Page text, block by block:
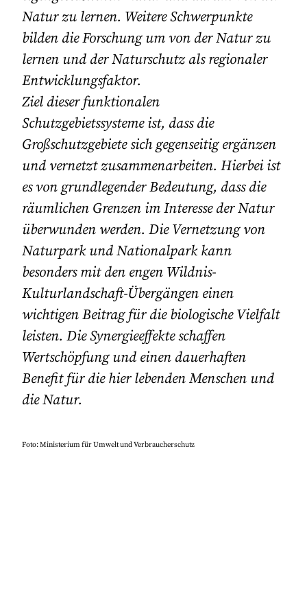
Natur zu lernen. Weitere Schwerpunkte
bilden die Forschung um von der Natur zu
lernen und der Naturschutz als regionaler
Entwicklungsfaktor.
Ziel dieser funktionalen
Schutzgebietssysteme ist, dass die
Großschutzgebiete sich gegenseitig ergänzen
und vernetzt zusammenarbeiten. Hierbei ist
es von grundlegender Bedeutung, dass die
räumlichen Grenzen im Interesse der Natur
überwunden werden. Die Vernetzung von
Naturpark und Nationalpark kann
besonders mit den engen Wildnis-
Kulturlandschaft-Übergängen einen
wichtigen Beitrag für die biologische Vielfalt
leisten. Die Synergieeffekte schaffen
Wertschöpfung und einen dauerhaften
Benefit für die hier lebenden Menschen und
die Natur.
Foto: Ministerium für Umwelt und Verbraucherschutz